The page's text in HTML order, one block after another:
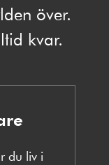
över.
kvar.
du liv i